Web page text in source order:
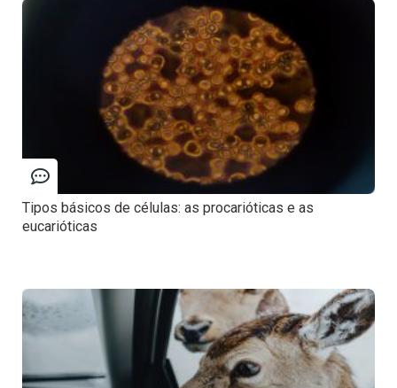
Tipos básicos de células: as procarióticas e as
eucarióticas